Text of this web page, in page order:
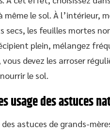
même le sol. À l’intérieur,
secs, les feuilles mortes
plein, mélangez
vous devez les arroser
le sol.
usage des astuces
des astuces de grands-